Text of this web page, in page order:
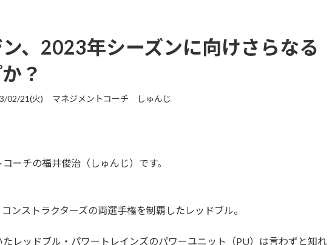
、2023年シーズンに向けさらなる
？
02/21(火) マネジメントコーチ しゅんじ
ーチの福井俊治（しゅんじ）です。
ンストラクターズの両選手権を制覇したレッドブル。
レッドブル・パワートレインズのパワーユニット（PU）は言わずと知れ